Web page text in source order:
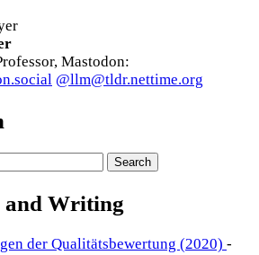
Mastodon:
@llm@tldr.nettime.org
and Writing
der Qualitätsbewertung (2020) -